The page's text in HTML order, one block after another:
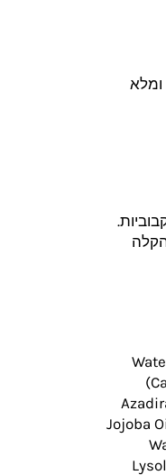
ומלא
Jojoba